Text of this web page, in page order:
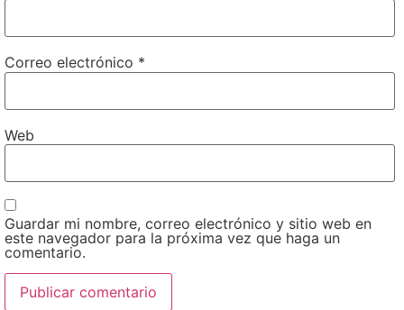
Correo electrónico *
Web
Guardar mi nombre, correo electrónico y sitio web en
este navegador para la próxima vez que haga un
comentario.